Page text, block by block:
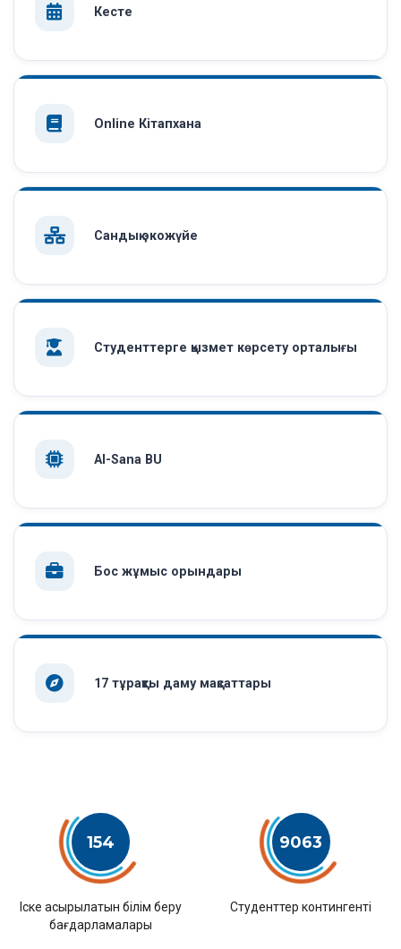
Кесте
Online Кітапхана
Сандық экожүйе
Студенттерге қызмет көрсету орталығы
AI-Sana BU
Бос жұмыс орындары
17 тұрақты даму мақсаттары
154
Іске асырылатын білім беру
бағдарламалары
9063
Студенттер контингенті